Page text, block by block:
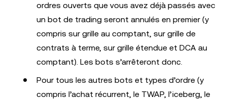
ordres ouverts que vous avez déjà passés avec
un bot de trading seront annulés en premier (y
compris sur grille au comptant, sur grille de
contrats à terme, sur grille étendue et DCA au
comptant). Les bots s’arrêteront donc.
Pour tous les autres bots et types d’ordre (y
compris l’achat récurrent, le TWAP, l’iceberg, le